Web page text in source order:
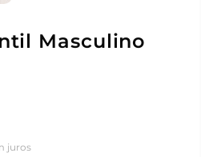
Masculino
juros